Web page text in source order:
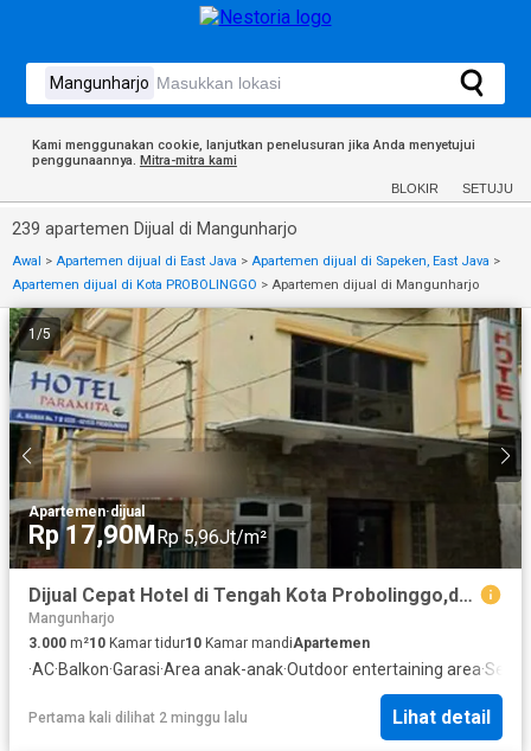
Kami menggunakan cookie, lanjutkan penelusuran jika Anda menyetujui
penggunaannya. Mitra-mitra kami
BLOKIR SETUJU
239 apartemen Dijual di Mangunharjo
Awal > Apartemen dijual di East Java > Apartemen dijual di Sapeken, East Java >
Apartemen dijual di Kota PROBOLINGGO > Apartemen dijual di Mangunharjo
1 /5
Apartemen·dijual
Rp 17,90MRp 5,96Jt/m²
Dijual Cepat Hotel di Tengah Kota Probolinggo,dekat Daerah Perdagangan
Mangunharjo
3.000 m²10 Kamar tidur10 Kamar mandiApartemen
·AC·Balkon·Garasi·Area anak-anak·Outdoor entertaining area·
Pertama kali dilihat 2 minggu lalu Lihat detail